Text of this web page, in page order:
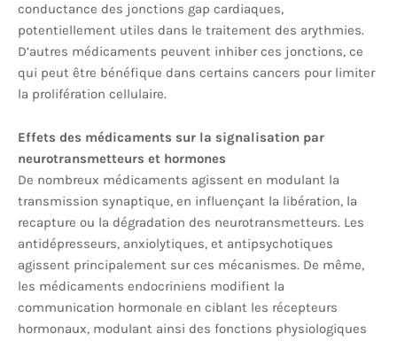
conductance des jonctions gap cardiaques,
potentiellement utiles dans le traitement des arythmies.
D’autres médicaments peuvent inhiber ces jonctions, ce
qui peut être bénéfique dans certains cancers pour limiter
la prolifération cellulaire.
Effets des médicaments sur la signalisation par
neurotransmetteurs et hormones
De nombreux médicaments agissent en modulant la
transmission synaptique, en influençant la libération, la
recapture ou la dégradation des neurotransmetteurs. Les
antidépresseurs, anxiolytiques, et antipsychotiques
agissent principalement sur ces mécanismes. De même,
les médicaments endocriniens modifient la
communication hormonale en ciblant les récepteurs
hormonaux, modulant ainsi des fonctions physiologiques